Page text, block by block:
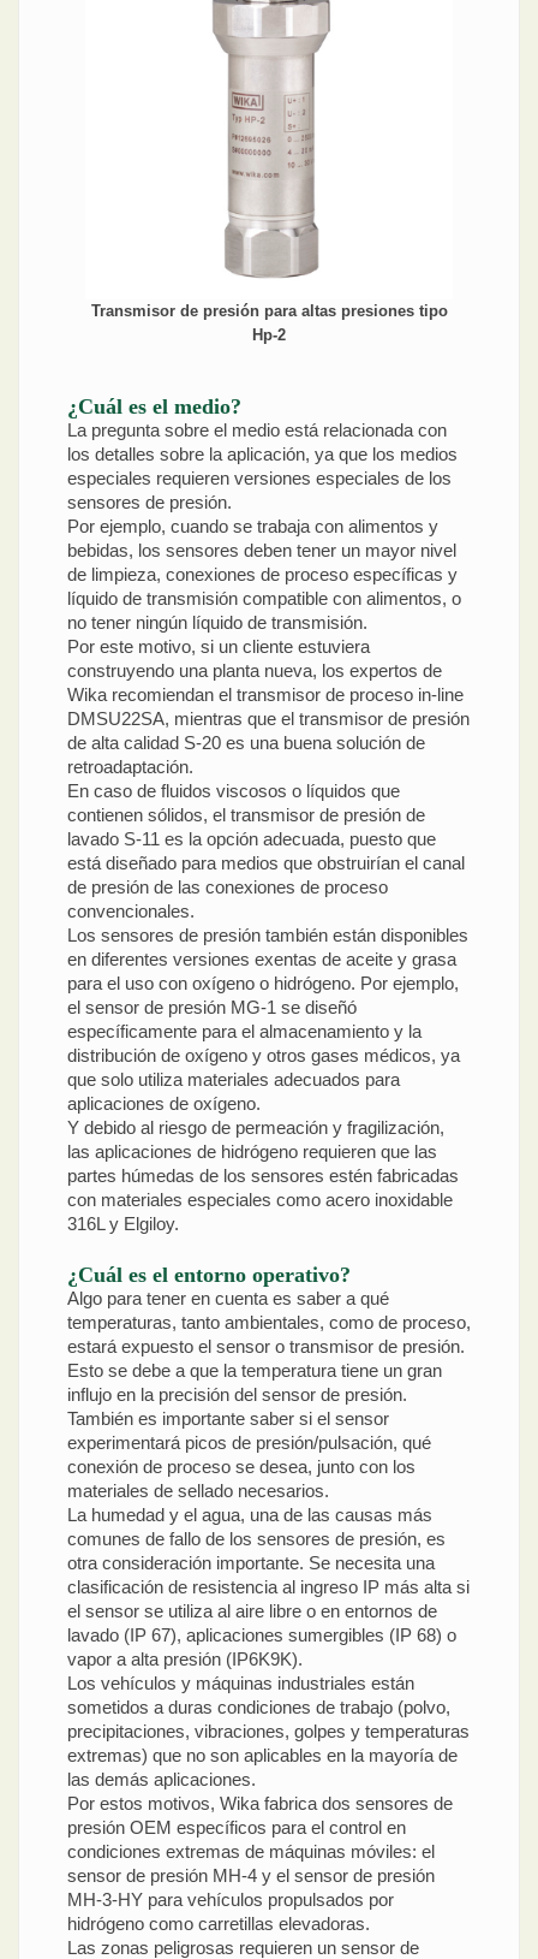
Transmisor de presión para altas presiones tipo
Hp-2
¿Cuál es el medio?
La pregunta sobre el medio está relacionada con
los detalles sobre la aplicación, ya que los medios
especiales requieren versiones especiales de los
sensores de presión.
Por ejemplo, cuando se trabaja con alimentos y
bebidas, los sensores deben tener un mayor nivel
de limpieza, conexiones de proceso específicas y
líquido de transmisión compatible con alimentos, o
no tener ningún líquido de transmisión.
Por este motivo, si un cliente estuviera
construyendo una planta nueva, los expertos de
Wika recomiendan el transmisor de proceso in-line
DMSU22SA, mientras que el transmisor de presión
de alta calidad S-20 es una buena solución de
retroadaptación.
En caso de fluidos viscosos o líquidos que
contienen sólidos, el transmisor de presión de
lavado S-11 es la opción adecuada, puesto que
está diseñado para medios que obstruirían el canal
de presión de las conexiones de proceso
convencionales.
Los sensores de presión también están disponibles
en diferentes versiones exentas de aceite y grasa
para el uso con oxígeno o hidrógeno. Por ejemplo,
el sensor de presión MG-1 se diseñó
específicamente para el almacenamiento y la
distribución de oxígeno y otros gases médicos, ya
que solo utiliza materiales adecuados para
aplicaciones de oxígeno.
Y debido al riesgo de permeación y fragilización,
las aplicaciones de hidrógeno requieren que las
partes húmedas de los sensores estén fabricadas
con materiales especiales como acero inoxidable
316L y Elgiloy.
¿Cuál es el entorno operativo?
Algo para tener en cuenta es saber a qué
temperaturas, tanto ambientales, como de proceso,
estará expuesto el sensor o transmisor de presión.
Esto se debe a que la temperatura tiene un gran
influjo en la precisión del sensor de presión.
También es importante saber si el sensor
experimentará picos de presión/pulsación, qué
conexión de proceso se desea, junto con los
materiales de sellado necesarios.
La humedad y el agua, una de las causas más
comunes de fallo de los sensores de presión, es
otra consideración importante. Se necesita una
clasificación de resistencia al ingreso IP más alta si
el sensor se utiliza al aire libre o en entornos de
lavado (IP 67), aplicaciones sumergibles (IP 68) o
vapor a alta presión (IP6K9K).
Los vehículos y máquinas industriales están
sometidos a duras condiciones de trabajo (polvo,
precipitaciones, vibraciones, golpes y temperaturas
extremas) que no son aplicables en la mayoría de
las demás aplicaciones.
Por estos motivos, Wika fabrica dos sensores de
presión OEM específicos para el control en
condiciones extremas de máquinas móviles: el
sensor de presión MH-4 y el sensor de presión
MH-3-HY para vehículos propulsados por
hidrógeno como carretillas elevadoras.
Las zonas peligrosas requieren un sensor de